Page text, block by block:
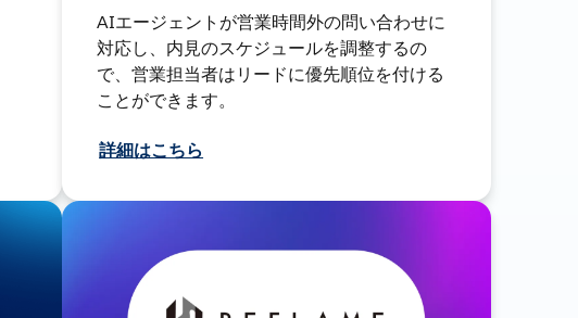
AIエージェントが営業時間外の問い合わせに
対応し、内見のスケジュールを調整するの
で、営業担当者はリードに優先順位を付ける
ことができます。
詳細はこちら